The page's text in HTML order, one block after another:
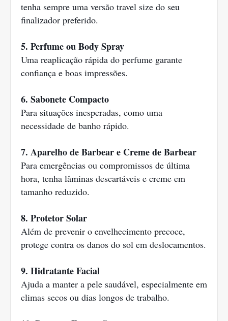
tenha sempre uma versão travel size do seu
finalizador preferido.
5. Perfume ou Body Spray
Uma reaplicação rápida do perfume garante
confiança e boas impressões.
6. Sabonete Compacto
Para situações inesperadas, como uma
necessidade de banho rápido.
7. Aparelho de Barbear e Creme de Barbear
Para emergências ou compromissos de última
hora, tenha lâminas descartáveis e creme em
tamanho reduzido.
8. Protetor Solar
Além de prevenir o envelhecimento precoce,
protege contra os danos do sol em deslocamentos.
9. Hidratante Facial
Ajuda a manter a pele saudável, especialmente em
climas secos ou dias longos de trabalho.